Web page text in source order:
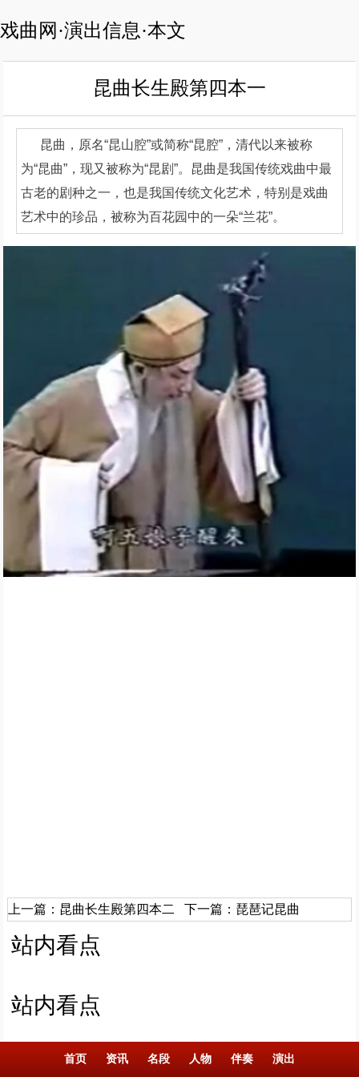
戏曲网·演出信息·本文
昆曲长生殿第四本一
昆曲，原名“昆山腔”或简称“昆腔”，清代以来被称
为“昆曲”，现又被称为“昆剧”。昆曲是我国传统戏曲中最
古老的剧种之一，也是我国传统文化艺术，特别是戏曲
艺术中的珍品，被称为百花园中的一朵“兰花”。
上一篇： 昆曲长生殿第四本二 下一篇： 琵琶记昆曲
站内看点
站内看点
首页 资讯 名段 人物 伴奏 演出